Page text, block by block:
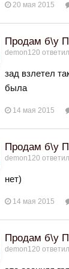
20 мая 2015
Продам б\у
demon120
зад взлетел
была
14 мая 2015
Продам б\у
demon120
нет)
14 мая 2015
Продам б\у
demon120